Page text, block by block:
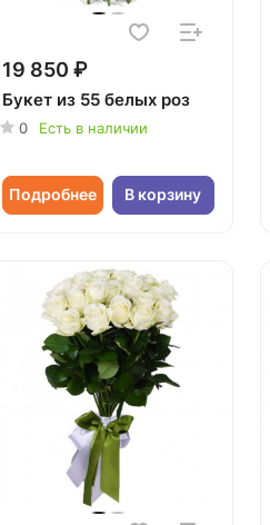
19 850 ₽
Букет из 55 белых роз
0 Есть в наличии
Подробнее В корзину